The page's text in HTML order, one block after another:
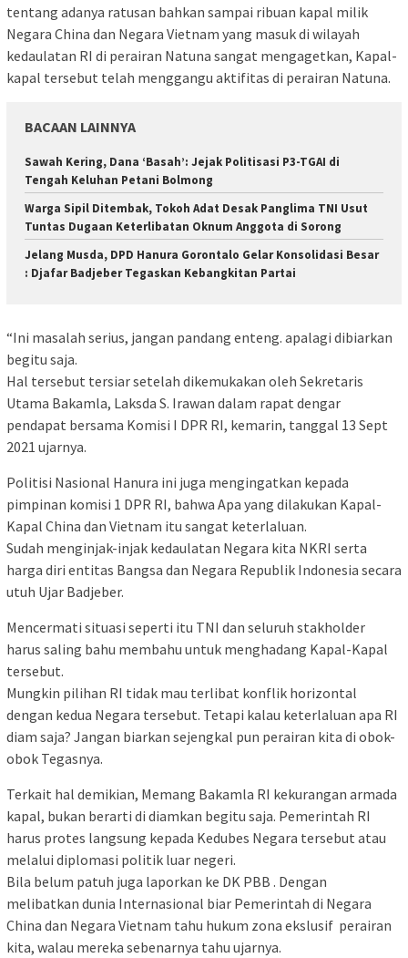
tentang adanya ratusan bahkan sampai ribuan kapal milik
Negara China dan Negara Vietnam yang masuk di wilayah
kedaulatan RI di perairan Natuna sangat mengagetkan, Kapal-
kapal tersebut telah menggangu aktifitas di perairan Natuna.
BACAAN LAINNYA
Sawah Kering, Dana ‘Basah’: Jejak Politisasi P3-TGAI di
Tengah Keluhan Petani Bolmong
Warga Sipil Ditembak, Tokoh Adat Desak Panglima TNI Usut
Tuntas Dugaan Keterlibatan Oknum Anggota di Sorong
Jelang Musda, DPD Hanura Gorontalo Gelar Konsolidasi Besar
: Djafar Badjeber Tegaskan Kebangkitan Partai
“Ini masalah serius, jangan pandang enteng. apalagi dibiarkan
begitu saja.
Hal tersebut tersiar setelah dikemukakan oleh Sekretaris
Utama Bakamla, Laksda S. Irawan dalam rapat dengar
pendapat bersama Komisi I DPR RI, kemarin, tanggal 13 Sept
2021 ujarnya.
Politisi Nasional Hanura ini juga mengingatkan kepada
pimpinan komisi 1 DPR RI, bahwa Apa yang dilakukan Kapal-
Kapal China dan Vietnam itu sangat keterlaluan.
Sudah menginjak-injak kedaulatan Negara kita NKRI serta
harga diri entitas Bangsa dan Negara Republik Indonesia secara
utuh Ujar Badjeber.
Mencermati situasi seperti itu TNI dan seluruh stakholder
harus saling bahu membahu untuk menghadang Kapal-Kapal
tersebut.
Mungkin pilihan RI tidak mau terlibat konflik horizontal
dengan kedua Negara tersebut. Tetapi kalau keterlaluan apa RI
diam saja? Jangan biarkan sejengkal pun perairan kita di obok-
obok Tegasnya.
Terkait hal demikian, Memang Bakamla RI kekurangan armada
kapal, bukan berarti di diamkan begitu saja. Pemerintah RI
harus protes langsung kepada Kedubes Negara tersebut atau
melalui diplomasi politik luar negeri.
Bila belum patuh juga laporkan ke DK PBB . Dengan
melibatkan dunia Internasional biar Pemerintah di Negara
China dan Negara Vietnam tahu hukum zona ekslusif perairan
kita, walau mereka sebenarnya tahu ujarnya.